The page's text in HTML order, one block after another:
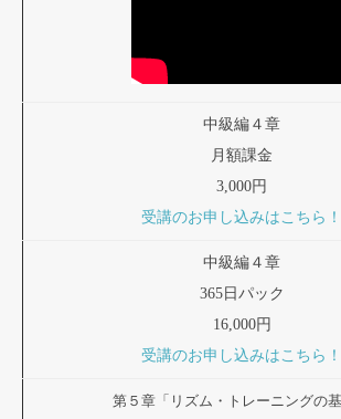
中級編４章
月額課金
3,000円
受講のお申し込みはこちら！
中級編４章
365日パック
16,000円
受講のお申し込みはこちら！
第５章「リズム・トレーニングの基